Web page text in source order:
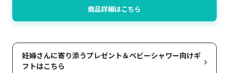
商品詳細はこちら
妊婦さんに寄り添うプレゼント＆ベビーシャワー向けギ
フトはこちら
›